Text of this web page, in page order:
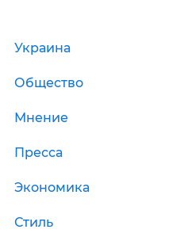
Украина
Общество
Мнение
Пресса
Экономика
Стиль